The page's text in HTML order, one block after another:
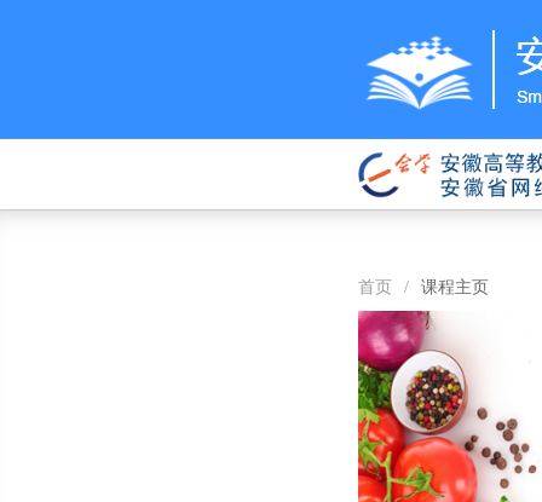
首页 / 课程主页